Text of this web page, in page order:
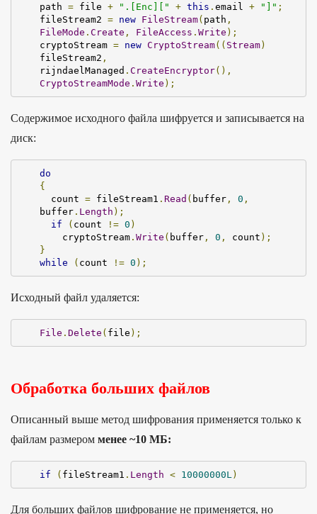
path = file + ".[Enc][" + this . email + "]" ;
fileStream2 = new FileStream( path ,
FileMode . Create , FileAccess . Write );
cryptoStream = new CryptoStream(( Stream )
fileStream2 ,
rijndaelManaged . CreateEncryptor(),
CryptoStreamMode . Write );
Содержимое исходного файла шифруется и записывается на
диск:
do
{
  count
= fileStream1 . Read ( buffer , 0 ,
buffer . Length );
if
( count != 0 )
    cryptoStream
. Write ( buffer , 0 , count );
}
while
( count != 0 );
Исходный файл удаляется:
File . Delete ( file );
Обработка больших файлов
Описанный выше метод шифрования применяется только к
файлам размером менее ~10 МБ:
if ( fileStream1 . Length < 10000000L )
Для больших файлов шифрование не применяется, но